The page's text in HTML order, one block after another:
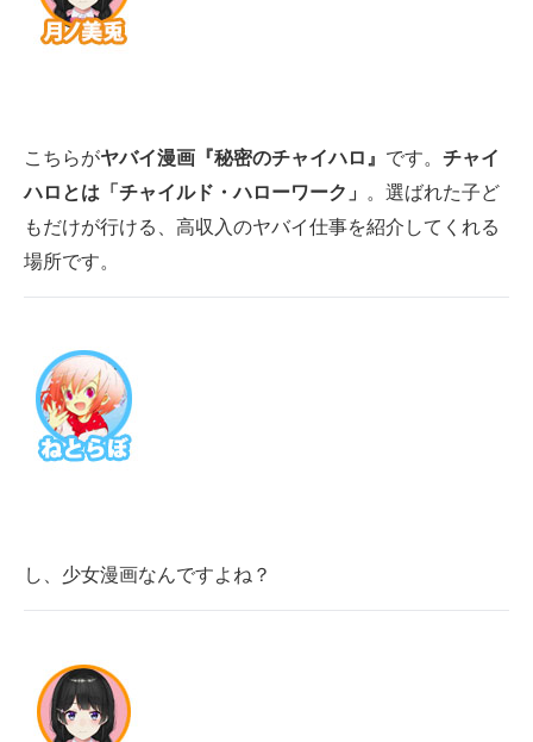
こちらがヤバイ漫画『秘密のチャイハロ』 です。 チャイ
ハロとは「チャイルド・ハローワーク」
。選ばれた子ど
もだけが行ける、高収入のヤバイ仕事を紹介してくれる
場所です。
し、少女漫画なんですよね？